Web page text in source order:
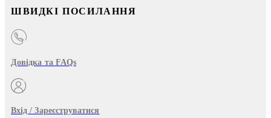
ШВИДКІ ПОСИЛАННЯ
Довідка та FAQs
Вхід / Зареєструватися